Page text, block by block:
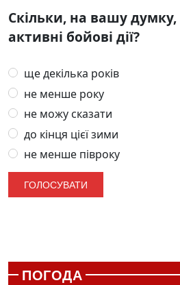
Скільки, на вашу
активні бойові дії?
ще декілька років
не менше року
не можу сказати
до кінця цієї зими
не менше півроку
ПОГОДА